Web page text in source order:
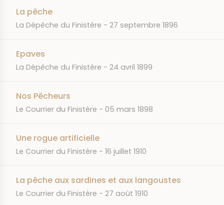
La pêche
JOURNAL
La Dépêche du Finistère DATE
27 septembre 1896
Epaves
JOURNAL
La Dépêche du Finistère DATE
24 avril 1899
Nos Pêcheurs
JOURNAL
Le Courrier du Finistère DATE
05 mars 1898
Une rogue artificielle
JOURNAL
Le Courrier du Finistère DATE
16 juillet 1910
La pêche aux sardines et aux langoustes
JOURNAL
Le Courrier du Finistère DATE
27 août 1910